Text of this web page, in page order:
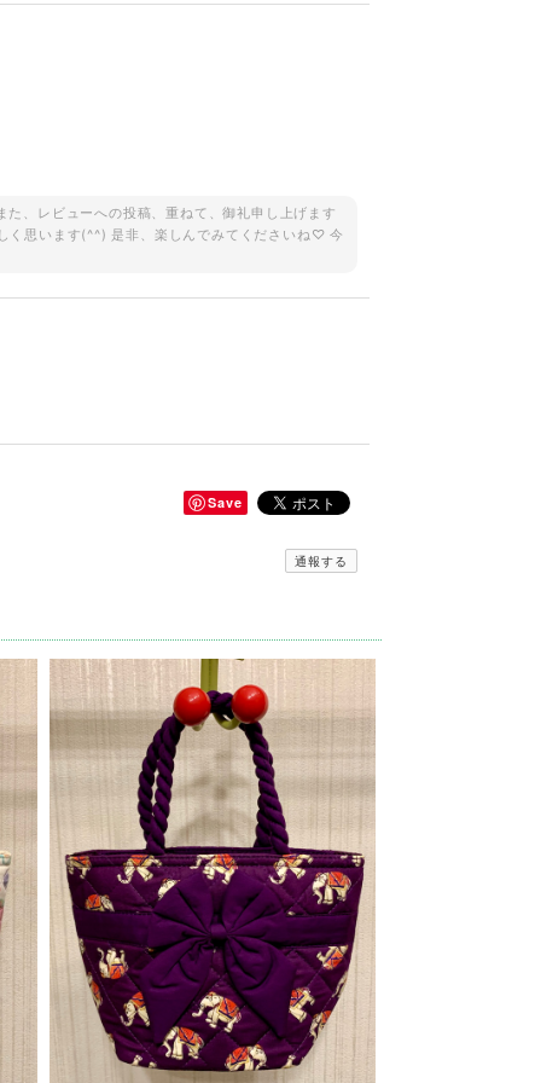
、レビューへの投稿、重ねて、御礼申し上げます
思います(^^) 是非、楽しんでみてくださいね♡ 今
さん使っていただけたら幸いです(o^^o) 今後と
うございました😊
りがとうございます☆ 久しぶりに入荷したココナ
をよろしくお願い致します☆
Save
通報する